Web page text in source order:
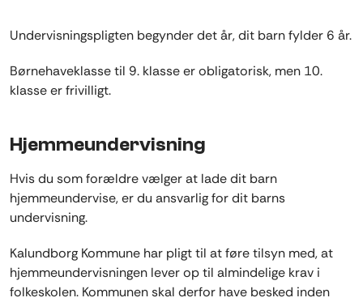
Undervisningspligten begynder det år, dit barn fylder 6 år.
Børnehaveklasse til 9. klasse er obligatorisk, men 10.
klasse er frivilligt.
Hjemmeundervisning
Hvis du som forældre vælger at lade dit barn
hjemmeundervise, er du ansvarlig for dit barns
undervisning.
Kalundborg Kommune har pligt til at føre tilsyn med, at
hjemmeundervisningen lever op til almindelige krav i
folkeskolen. Kommunen skal derfor have besked inden